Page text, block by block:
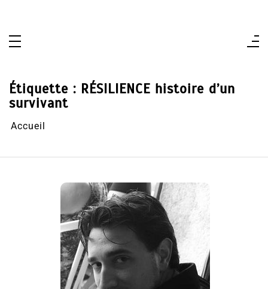
Étiquette : RÉSILIENCE histoire d’un
survivant
Accueil